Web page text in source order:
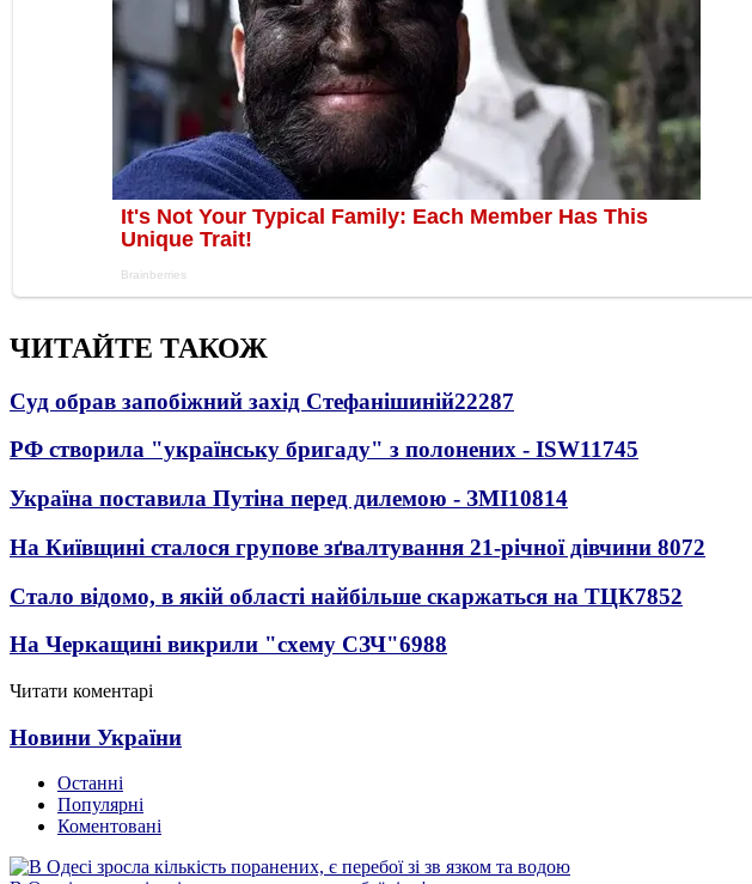
ЧИТАЙТЕ ТАКОЖ
Суд обрав запобіжний захід Стефанішиній22287
РФ створила "українську бригаду" з полонених - ISW11745
Україна поставила Путіна перед дилемою - ЗМІ10814
На Київщині сталося групове зґвалтування 21-річної дівчини 8072
Стало відомо, в якій області найбільше скаржаться на ТЦК7852
На Черкащині викрили "схему СЗЧ"6988
Читати коментарі
Новини України
Останні
Популярні
Коментовані